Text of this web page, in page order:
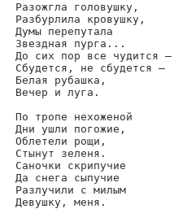
Разожгла головушку,
Разбурлила кровушку,
Думы перепутала
Звездная пурга...
До сих пор все чудится —
Сбудется, не сбудется —
Белая рубашка,
Вечер и луга.
По тропе нехоженой
Дни ушли погожие,
Облетели рощи,
Стынут зеленя.
Саночки скрипучие
Да снега сыпучие
Разлучили с милым
Девушку, меня.